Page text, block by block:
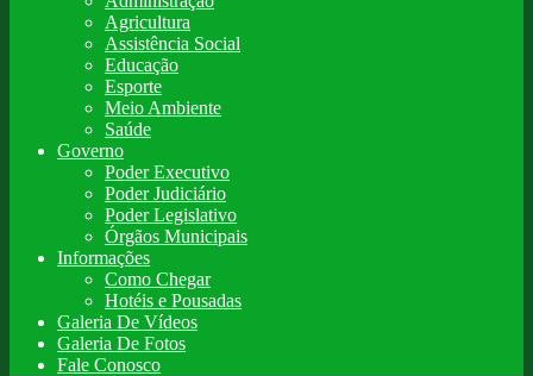
Agricultura
Assistência Social
Educação
Esporte
Meio Ambiente
Saúde
Governo
Poder Executivo
Poder Judiciário
Poder Legislativo
Órgãos Municipais
Informações
Como Chegar
Hotéis e Pousadas
Galeria De Vídeos
Galeria De Fotos
Fale Conosco